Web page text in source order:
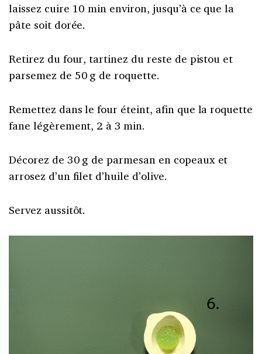
laissez cuire 10 min environ, jusqu’à ce que la
pâte soit dorée.
Retirez du four, tartinez du reste de pistou et
parsemez de 50 g de roquette.
Remettez dans le four éteint, afin que la roquette
fane légèrement, 2 à 3 min.
Décorez de 30 g de parmesan en copeaux et
arrosez d’un filet d’huile d’olive.
Servez aussitôt.